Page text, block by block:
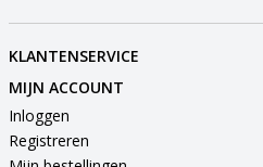
KLANTENSERVICE
MIJN ACCOUNT
Inloggen
Registreren